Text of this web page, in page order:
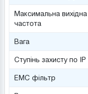
Максимальна вихідна
частота
Вага
Ступінь захисту по IP
ЕМС фільтр